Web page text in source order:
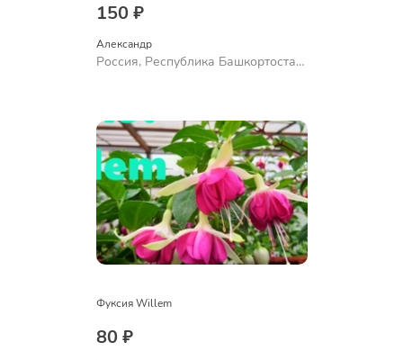
150 ₽
Александр
Россия, Республика Башкортостан,
Фуксия Willem
80 ₽